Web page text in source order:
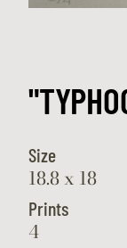
Size
18.8 x 18
Prints
4